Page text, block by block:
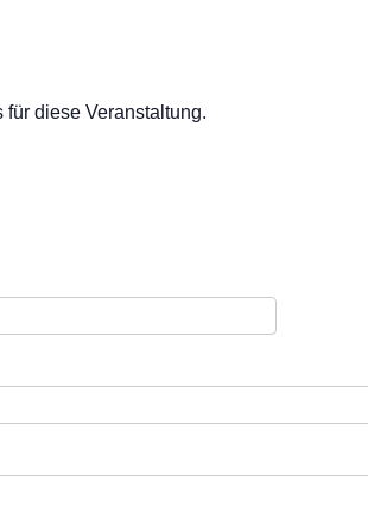
diese Veranstaltung.